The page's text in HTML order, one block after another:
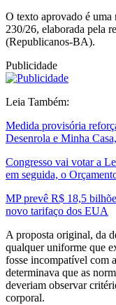
O texto aprovado é
230/26, elaborada pela
(Republicanos-BA).
Publicidade
Leia Também:
Medida provisória
Desenrola e Minha
Congresso vai votar a
em seguida, o
MP prevê R$ 18,5
novo tarifaço dos EUA
A proposta original, da
qualquer uniforme que
fosse incompatível com
determinava que as
deveriam observar
corporal.